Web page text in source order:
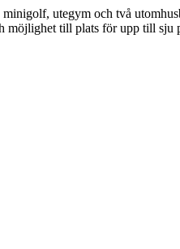
utegym och två
möjlighet till plats för upp till sju